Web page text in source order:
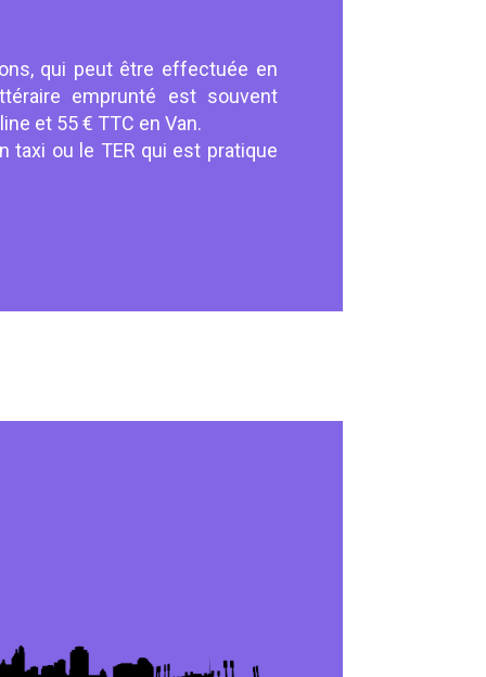
qui peut être effectuée en
emprunté est souvent
et 55 € TTC en Van.
taxi ou le TER qui est pratique